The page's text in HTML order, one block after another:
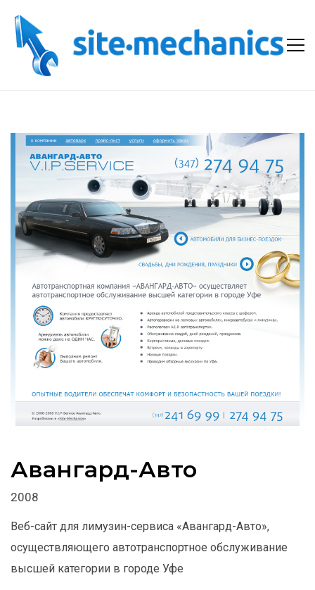
Авангард-Авто
2008
Веб-сайт для лимузин-сервиса «Авангард-Авто»,
осуществляющего автотранспортное обслуживание
высшей категории в городе Уфе